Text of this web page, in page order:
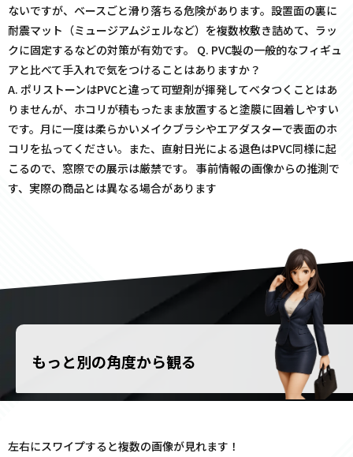
ないですが、ベースごと滑り落ちる危険があります。設置面の裏に
耐震マット（ミュージアムジェルなど）を複数枚敷き詰めて、ラッ
クに固定するなどの対策が有効です。 Q. PVC製の一般的なフィギュ
アと比べて手入れで気をつけることはありますか？
A. ポリストーンはPVCと違って可塑剤が揮発してベタつくことはあ
りませんが、ホコリが積もったまま放置すると塗膜に固着しやすい
です。月に一度は柔らかいメイクブラシやエアダスターで表面のホ
コリを払ってください。また、直射日光による退色はPVC同様に起
こるので、窓際での展示は厳禁です。 事前情報の画像からの推測で
す、実際の商品とは異なる場合があります
もっと別の角度から観る
左右にスワイプすると複数の画像が見れます！